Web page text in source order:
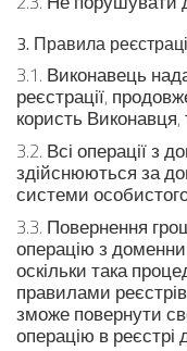
3. Правила
3.1. Виконавець
реєстрації,
користь Виконавця,
3.2. Всі операції з
здійснюються за
системи
3.3. Повернення
операцію з
оскільки така
правилами
зможе повернути
операцію в реєстрі